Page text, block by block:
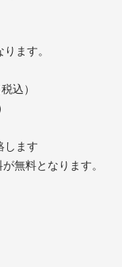
ます。
込）
します
無料となります。